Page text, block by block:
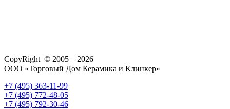
CopyRight © 2005 – 2026
ООО «Торговый Дом Керамика и Клинкер»
+7 (495) 363-11-99
+7 (495) 772-48-05
+7 (495) 792-30-46